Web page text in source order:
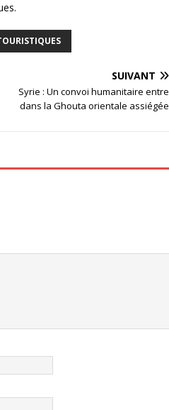
SUIVANT
Syrie : Un convoi humanitaire entre
dans la Ghouta orientale assiégée